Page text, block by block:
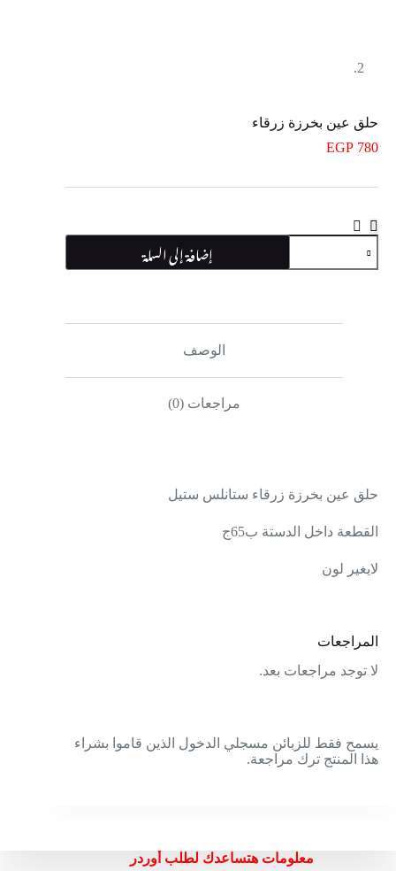
حلق عين بخرزة زرقاء
EGP 780
كمية
حلق
عين
إضافة إلى السلة
الوصف
مراجعات (0)
حلق عين بخرزة زرقاء ستانلس ستيل
القطعة داخل الدستة ب65ج
لايغير لون
المراجعات
لا توجد مراجعات بعد.
يسمح فقط للزبائن مسجلي الدخول الذين قاموا بشراء
هذا المنتج ترك مراجعة.
معلومات هتساعدك لطلب أوردر